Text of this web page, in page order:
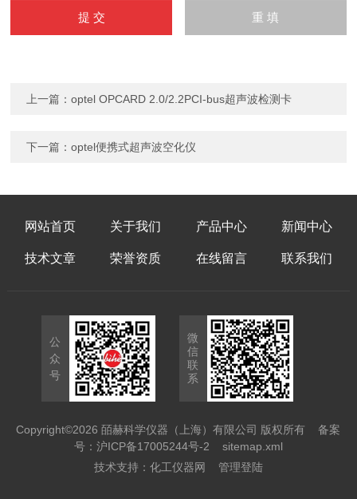
上一篇：optel OPCARD 2.0/2.2PCI-bus超声波检测卡
下一篇：optel便携式超声波空化仪
网站首页 关于我们 产品中心 新闻中心
技术文章 荣誉资质 在线留言 联系我们
公
众
号
微
信
联
系
Copyright©2026 皕赫科学仪器（上海）有限公司 版权所有备案
号：沪ICP备17005244号-2
sitemap.xml
技术支持： 化工仪器网 管理登陆